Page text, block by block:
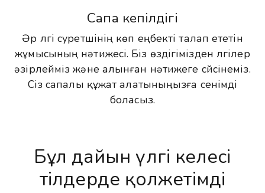
Сапа кепілдігі
Әр үлгі суретшінің көп еңбекті талап ететін
жұмысының нәтижесі. Біз өздігімізден үлгілер
әзірлейміз және алынған нәтижеге сүйсінеміз.
Сіз сапалы құжат алатыныңызға сенімді
боласыз.
Бұл дайын үлгі келесі
тілдерде қолжетімді